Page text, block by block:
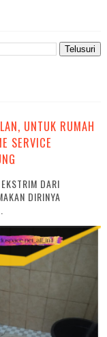
UNTUK RUMAH
SERVICE
DARI
DIRINYA